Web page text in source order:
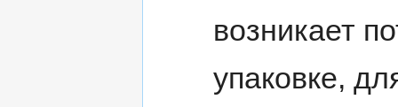
возникает
упаковке,